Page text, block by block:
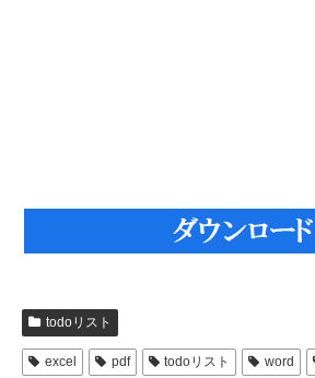
todoリスト
excel pdf todoリスト word